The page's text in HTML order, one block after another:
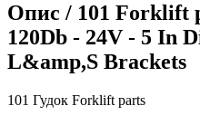
Опис / 101 Forklift
120Db - 24V - 5 In
L&amp,S Brackets
101 Гудок Forklift parts